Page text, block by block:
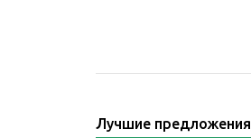
Лучшие предложения